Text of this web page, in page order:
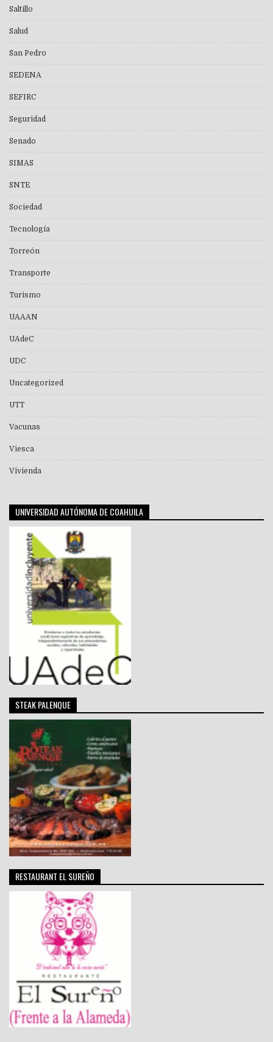
Saltillo
Salud
San Pedro
SEDENA
SEFIRC
Seguridad
Senado
SIMAS
SNTE
Sociedad
Tecnología
Torreón
Transporte
Turismo
UAAAN
UAdeC
UDC
Uncategorized
UTT
Vacunas
Viesca
Vivienda
UNIVERSIDAD AUTÓNOMA DE COAHUILA
STEAK PALENQUE
RESTAURANT EL SUREÑO